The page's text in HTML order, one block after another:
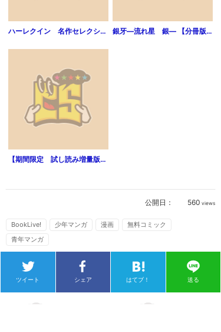
ハーレクイン 名作セレクション vol.201 銀牙―流れ星 銀― 【分冊版】 4
【期間限定 試し読み増量版】女神のスプリンター（１）
公開日： 560 views
BookLive! 少年マンガ 漫画
無料コミック
青年マンガ
ツイート シェア はてブ！ 送る